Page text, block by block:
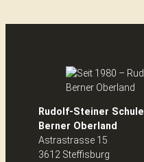
Rudolf-Steiner Schule
Berner Oberland
Astrastrasse 15
3612 Steffisburg